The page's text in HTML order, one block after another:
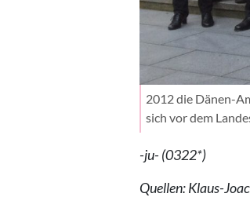
2012 die Dänen-
sich vor dem
-ju- (0322*)
Quellen: Klaus-